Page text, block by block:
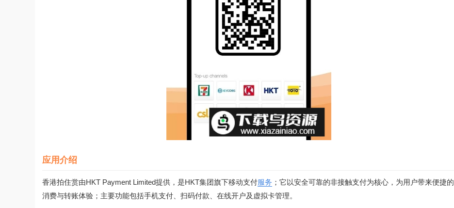
应用介绍
香港拍住赏由HKT Payment Limited提供，是HKT集团旗下移动支付服务 ；它以安全可靠的非接触支付为核心，为用户带来便捷的
消费与转账体验；主要功能包括手机支付、扫码付款、在线开户及虚拟卡管理。